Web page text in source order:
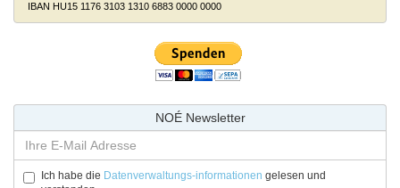
IBAN HU15 1176 3103 1310 6883 0000 0000
NOÉ Newsletter
Ich habe die Datenverwaltungs-informationen gelesen und